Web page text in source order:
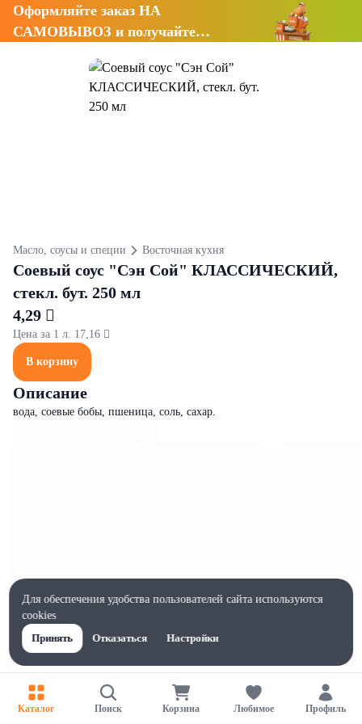
Оформляйте заказ НА
САМОВЫВОЗ и получайте
Масло, соусы и специи Восточная кухня
Соевый соус "Сэн Сой" КЛАССИЧЕСКИЙ,
стекл. бут. 250 мл
4,29 
Цена за 1 л. 17,16 
В корзину
Описание
вода, соевые бобы, пшеница, соль, сахар.
Характеристики
Жиры на 100г, г
Каталог Поиск Корзина Любимое Профиль
Для обеспечения удобства пользователей сайта используются
cookies
Принять
Отказаться Настройки